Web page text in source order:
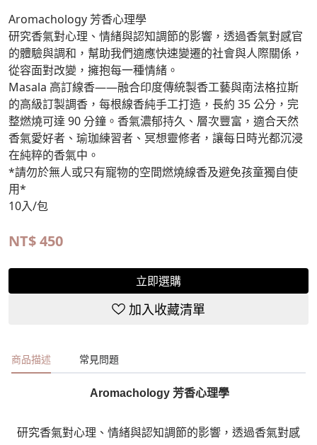
Aromachology 芳香心理學
研究香氣對心理、情緒與認知調節的影響，透過香氣對感官
的體驗與調和，幫助我們適應快速變遷的社會與人際關係，
從容面對改變，擁抱每一種情緒。
Masala 高訂線香——融合印度傳統製香工藝與南法格拉斯
的高級訂製調香，每根線香純手工打造，長約 35 公分，完
整燃燒可達 90 分鐘。香氣濃郁持久、層次豐富，適合天然
香氣愛好者、瑜珈練習者、冥想靈修者，讓每日時光都沉浸
在純粹的香氣中。
*請勿於無人或只有寵物的空間燃燒線香及避免孩童獨自使
用*
10入/包
NT$450
立即選購
加入收藏清單
商品描述 常見問題
Aromachology 芳香心理學
研究香氣對心理、情緒與認知調節的影響，透過香氣對感